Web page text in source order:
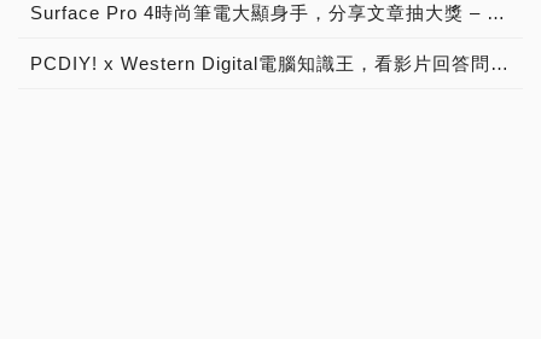
Surface Pro 4時尚筆電大顯身手，分享文章抽大獎 – OSSLab商店慶開站系列活動【已結束】
PCDIY! x Western Digital電腦知識王，看影片回答問題抽大獎！【已結束】